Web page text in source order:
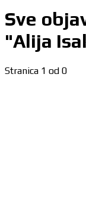
Sve
"Alija
Stranica 1 od 0